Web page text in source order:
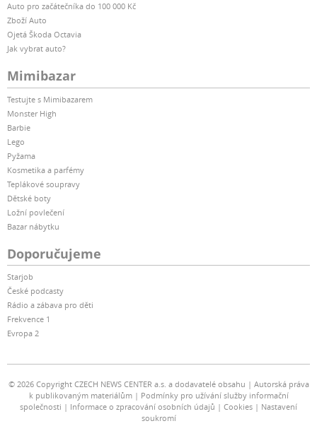
Auto pro začátečníka do 100 000 Kč
Zboží Auto
Ojetá Škoda Octavia
Jak vybrat auto?
Mimibazar
Testujte s Mimibazarem
Monster High
Barbie
Lego
Pyžama
Kosmetika a parfémy
Teplákové soupravy
Dětské boty
Ložní povlečení
Bazar nábytku
Doporučujeme
Starjob
České podcasty
Rádio a zábava pro děti
Frekvence 1
Evropa 2
© 2026 Copyright CZECH NEWS CENTER a.s. a dodavatelé obsahu
Autorská práva
k publikovaným materiálům
Podmínky pro užívání služby informační
společnosti
Informace o zpracování osobních údajů Cookies
Nastavení
soukromí